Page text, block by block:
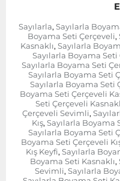
Sayılarla, Sayılarla
Boyama Seti Çerçeveli,
Kasnaklı, Sayılarla
Sayılarla Boyama Seti
Sayılarla Boyama Seti
Sayılarla Boyama Seti
Sayılarla Boyama Seti
Boyama Seti Çerçeveli
Seti Çerçeveli
Çerçeveli Sevimli,
Kış, Sayılarla Boyama
Sayılarla Boyama Seti
Boyama Seti Çerçeveli
Kış Keyfi, Sayılarla
Boyama Seti Kasnaklı,
Sevimli, Sayılarla